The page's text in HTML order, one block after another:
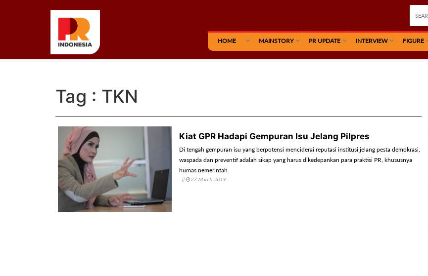
HOME MAINSTORY PR UPDATE INTERVIEW FIGURE
Tag : TKN
Kiat GPR Hadapi Gempuran Isu Jelang Pilpres
Di tengah gempuran isu yang berpotensi menciderai reputasi institusi jelang pesta demokrasi,
waspada dan preventif adalah sikap yang harus dikedepankan para praktisi PR, khususnya
humas pemerintah.
|| 27 March 2019